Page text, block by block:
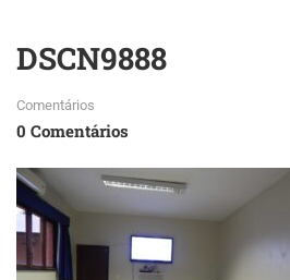
DSCN9888
Comentários
0 Comentários